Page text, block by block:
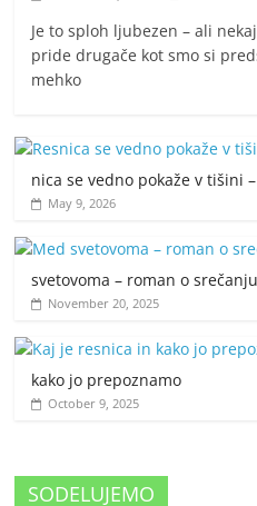
Je to sploh ljubezen – ali
pride drugače kot smo si
mehko
nica se vedno pokaže v tišini
May 9, 2026
svetovoma – roman o
November 20, 2025
kako jo prepoznamo
October 9, 2025
SODELUJEMO